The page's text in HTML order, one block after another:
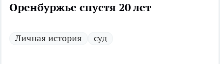
Оренбуржье спустя 20 лет
Личная история суд